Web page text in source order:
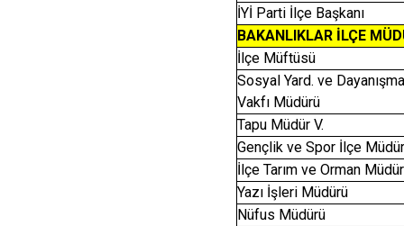
İYİ Parti İlçe Başkanı
BAKANLIKLAR İLÇE
İlçe Müftüsü
Sosyal Yard. ve Dayanışma
Vakfı Müdürü
Tapu Müdür V.
Gençlik ve Spor İlçe
İlçe Tarım ve Orman
Yazı İşleri Müdürü
Nüfus Müdürü